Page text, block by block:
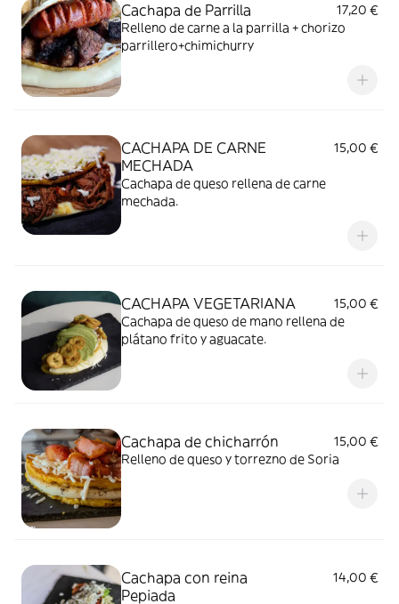
Cachapa de Parrilla
17,20 €
Relleno de carne a la parrilla + chorizo
parrillero+chimichurry
CACHAPA DE CARNE
MECHADA
15,00 €
Cachapa de queso rellena de carne
mechada.
CACHAPA VEGETARIANA
15,00 €
Cachapa de queso de mano rellena de
plátano frito y aguacate.
Cachapa de chicharrón
15,00 €
Relleno de queso y torrezno de Soria
Cachapa con reina
Pepiada
14,00 €